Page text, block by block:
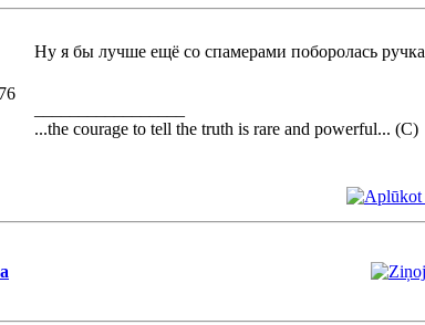
Ну я бы лучше ещё со спамерами поборолась
...the courage to tell the truth is rare and powerful... (С)